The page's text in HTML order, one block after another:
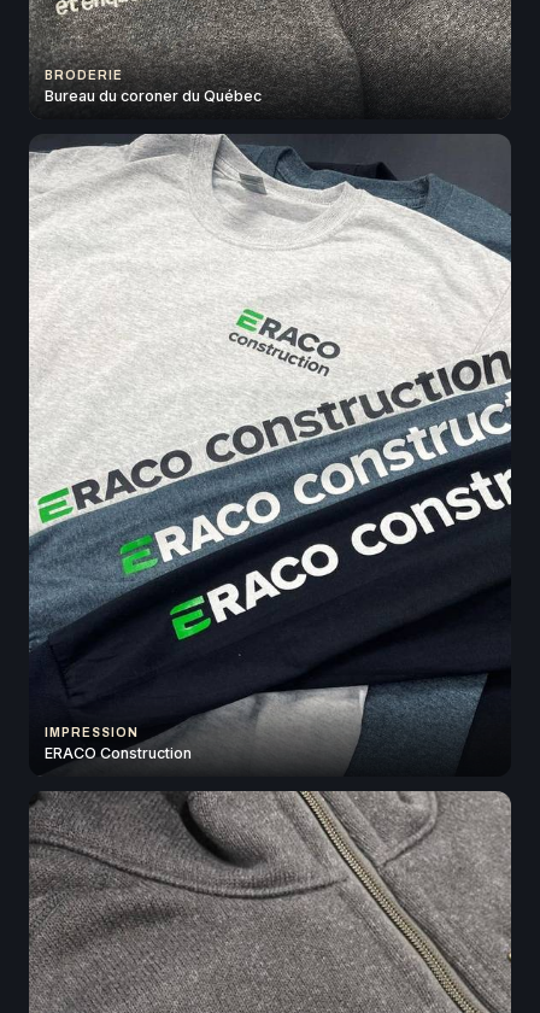
BRODERIE
Bureau du coroner du Québec
IMPRESSION
ERACO Construction